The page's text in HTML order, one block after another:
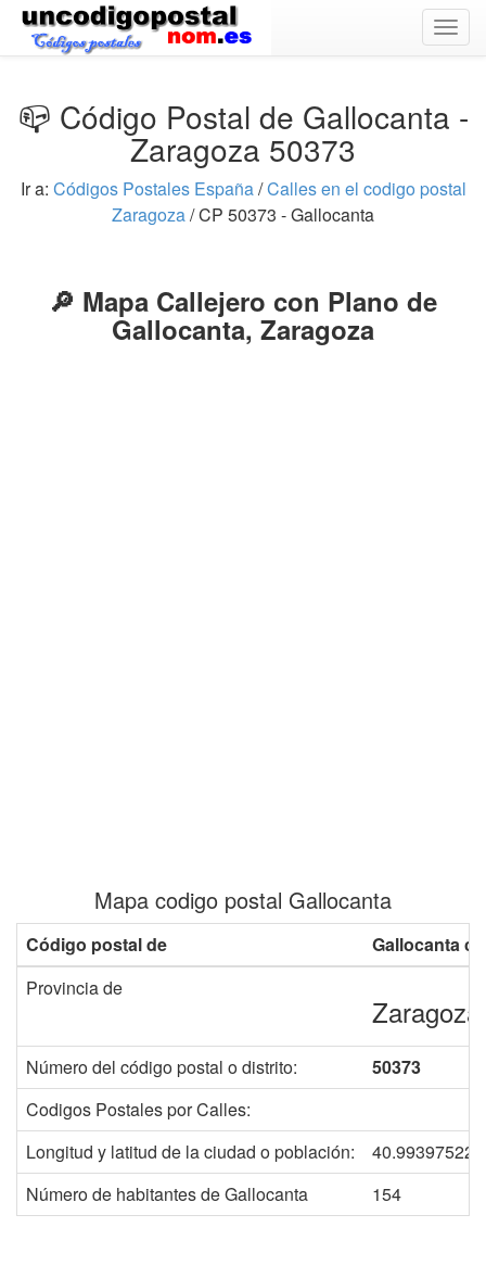
📪 Código Postal de Gallocanta -
Zaragoza 50373
Ir a: Códigos Postales España/Calles en el codigo postal
Zaragoza/ CP 50373 - Gallocanta
🔎 Mapa Callejero con Plano de
Gallocanta, Zaragoza
Mapa codigo postal Gallocanta
Código postal de
Gallocanta
Provincia de
Zaragoza
Número del código postal o distrito:
50373
Codigos Postales por Calles:
Longitud y latitud de la ciudad o población:
Número de habitantes de Gallocanta
154